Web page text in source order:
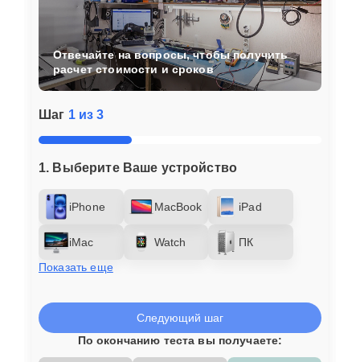
Шаг 1 из 3
1. Выберите Ваше устройство
iPhone MacBook iPad
iMac Watch
ПК
Показать еще
Отвечайте на вопросы, чтобы получить
расчет стоимости и сроков
Следующий шаг
По окончанию теста вы получаете: